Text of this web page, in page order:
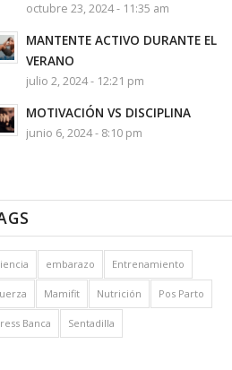
octubre 23, 2024 - 11:35 am
MANTENTE ACTIVO DURANTE EL
VERANO
julio 2, 2024 - 12:21 pm
MOTIVACIÓN VS DISCIPLINA
junio 6, 2024 - 8:10 pm
embarazo Entrenamiento
Mamifit Nutrición Pos Parto
Banca Sentadilla